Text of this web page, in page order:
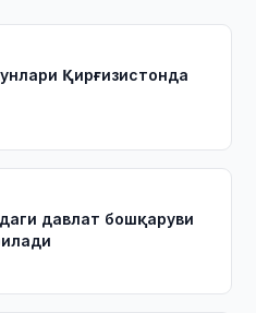
Қирғизистонда
давлат бошқаруви